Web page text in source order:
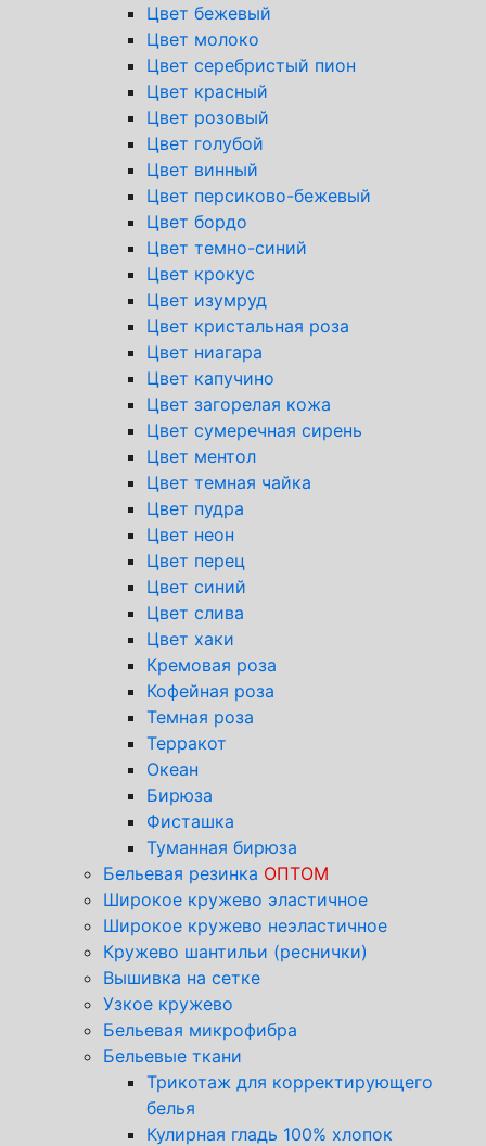
Цвет бежевый
Цвет молоко
Цвет серебристый пион
Цвет красный
Цвет розовый
Цвет голубой
Цвет винный
Цвет персиково-бежевый
Цвет бордо
Цвет темно-синий
Цвет крокус
Цвет изумруд
Цвет кристальная роза
Цвет ниагара
Цвет капучино
Цвет загорелая кожа
Цвет сумеречная сирень
Цвет ментол
Цвет темная чайка
Цвет пудра
Цвет неон
Цвет перец
Цвет синий
Цвет слива
Цвет хаки
Кремовая роза
Кофейная роза
Темная роза
Терракот
Океан
Бирюза
Фисташка
Туманная бирюза
Бельевая резинка ОПТОМ
Широкое кружево эластичное
Широкое кружево неэластичное
Кружево шантильи (реснички)
Вышивка на сетке
Узкое кружево
Бельевая микрофибра
Бельевые ткани
Трикотаж для корректирующего
белья
Кулирная гладь 100% хлопок